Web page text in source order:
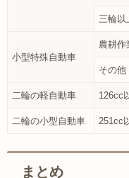
三輪以
小型特殊自動車
農耕作
その他
二輪の軽自動車 126cc
二輪の小型自動車 251cc
まとめ